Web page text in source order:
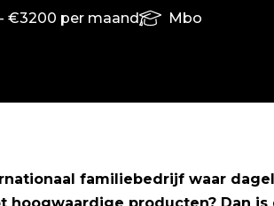
€3200 per maand Mbo
familiebedrijf waar